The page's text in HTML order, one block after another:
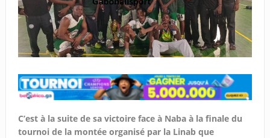
C’est à la suite de sa victoire face à Naba à la finale du
tournoi de la montée organisé par la Linab que